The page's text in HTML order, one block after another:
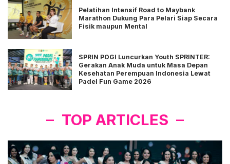
Pelatihan Intensif Road to Maybank
Marathon Dukung Para Pelari Siap Secara
Fisik maupun Mental
SPRIN POGI Luncurkan Youth SPRINTER:
Gerakan Anak Muda untuk Masa Depan
Kesehatan Perempuan Indonesia Lewat
Padel Fun Game 2026
TOP ARTICLES